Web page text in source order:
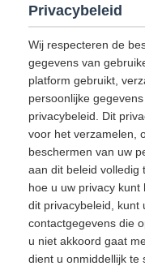
Privacybeleid
Wij respecteren de
gegevens van
platform gebruikt,
persoonlijke
privacybeleid. Dit
voor het verzamelen,
beschermen van uw
aan dit beleid volledig
hoe u uw privacy
dit privacybeleid, kunt
contactgegevens die
u niet akkoord gaat
dient u onmiddellijk te